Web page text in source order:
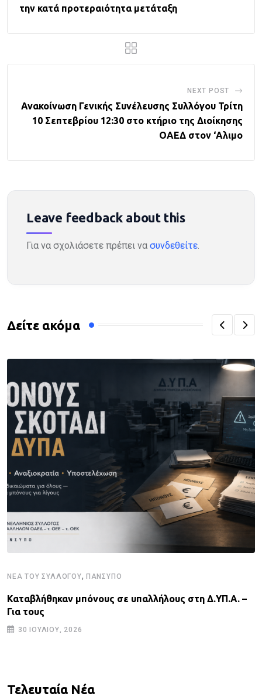
την κατά προτεραιότητα μετάταξη
NEXT POST
Ανακοίνωση Γενικής Συνέλευσης Συλλόγου Τρίτη
10 Σεπτεβρίου 12:30 στο κτήριο της Διοίκησης
ΟΑΕΔ στον ‘Αλιμο
Leave feedback about this
Για να σχολιάσετε πρέπει να συνδεθείτε.
Δείτε ακόμα
ΝΈΑ ΤΟΥ ΣΥΛΛΌΓΟΥ, ΠΑΝΣΥΠΟ
Καταβλήθηκαν μπόνους σε υπαλλήλους στη Δ.ΥΠ.Α. –
Για τους
30 ΙΟΥΛΊΟΥ, 2026
Τελευταία Νέα